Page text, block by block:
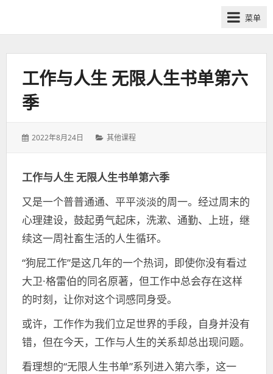
筹
群-
菜单
工作与人生 无限人生书单第六
季
发
2022年8月24日
分
其他课程
工作与人生 无限人生书单第六季
又是一个普普通通、平平淡淡的周一。经过周末的
心理建设，鼓起勇气起床，洗漱、通勤、上班，继
续这一周社畜生活的人生循环。
“狗屁工作”是这几年的一个热词，即使你没有看过
大卫·格雷伯的同名原著，但工作中总会存在这样
的时刻，让你对这个词感同身受。
或许，工作作为我们立足世界的手段，自身并没有
错，但在今天，工作与人生的关系却总出现问题。
看理想的“无限人生书单”系列进入第六季，这一